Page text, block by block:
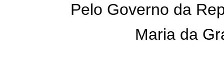
Pelo Governo da
Maria da